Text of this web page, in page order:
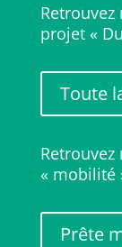
projet «
Toute
« mobilité
Prête